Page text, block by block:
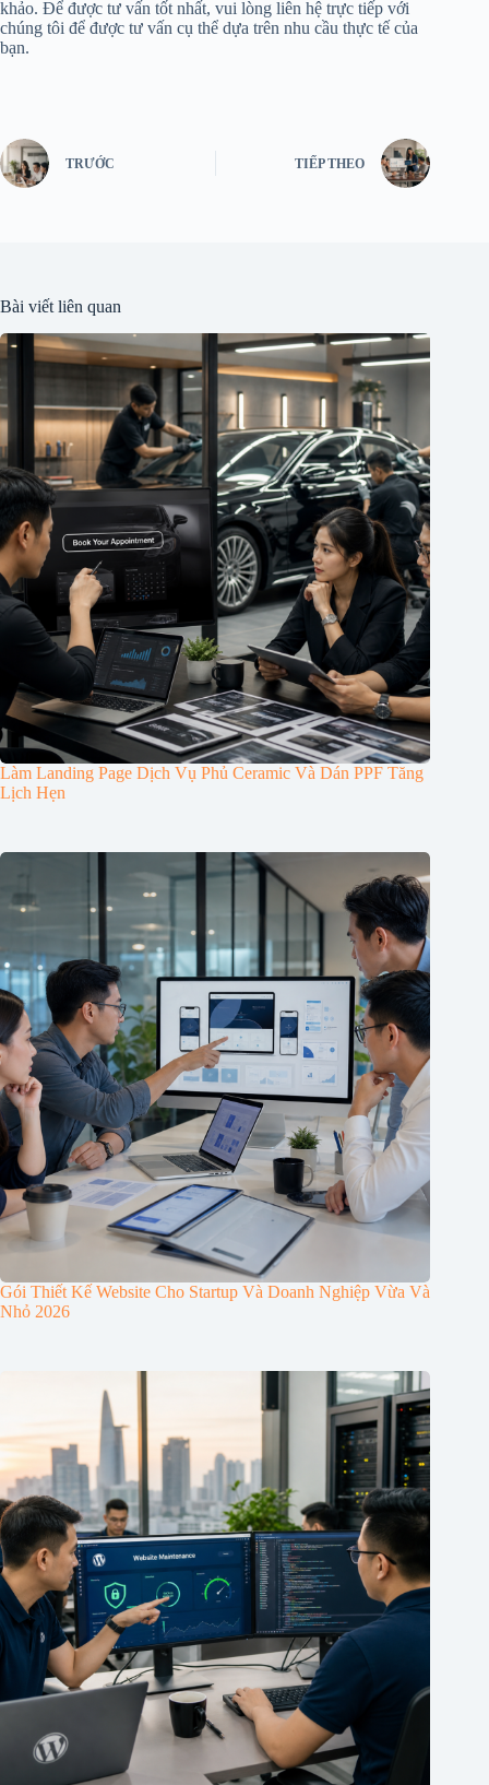
khảo. Để được tư vấn tốt nhất, vui lòng liên hệ trực tiếp với
chúng tôi để được tư vấn cụ thể dựa trên nhu cầu thực tế của
bạn.
TRƯỚC TIẾP THEO
Bài viết liên quan
Làm Landing Page Dịch Vụ Phủ Ceramic Và Dán PPF Tăng
Lịch Hẹn
Gói Thiết Kế Website Cho Startup Và Doanh Nghiệp Vừa Và
Nhỏ 2026